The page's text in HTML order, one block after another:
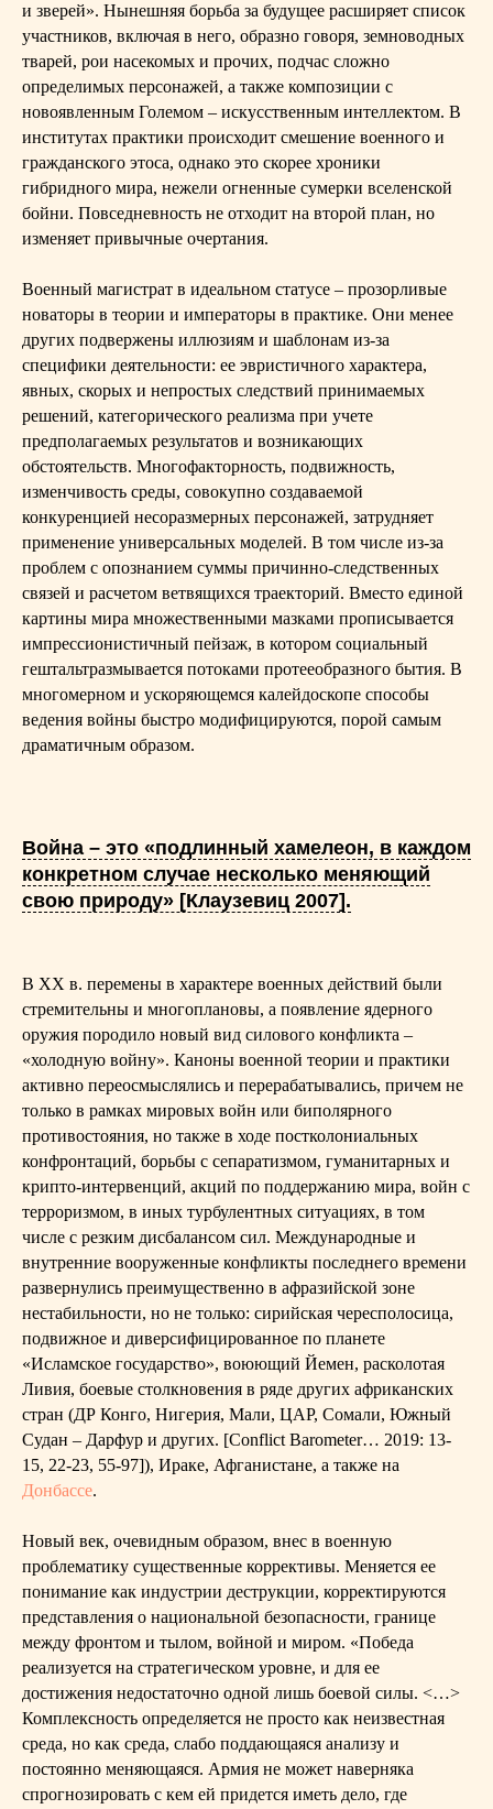
и зверей». Нынешняя борьба за будущее расширяет список
участников, включая в него, образно говоря, земноводных
тварей, рои насекомых и прочих, подчас сложно
определимых персонажей, а также композиции с
новоявленным Големом – искусственным интеллектом. В
институтах практики происходит смешение военного и
гражданского этоса, однако это скорее хроники
гибридного мира, нежели огненные сумерки вселенской
бойни. Повседневность не отходит на второй план, но
изменяет привычные очертания.
Военный магистрат в идеальном статусе – прозорливые
новаторы в теории и императоры в практике. Они менее
других подвержены иллюзиям и шаблонам из-за
специфики деятельности: ее эвристичного характера,
явных, скорых и непростых следствий принимаемых
решений, категорического реализма при учете
предполагаемых результатов и возникающих
обстоятельств. Многофакторность, подвижность,
изменчивость среды, совокупно создаваемой
конкуренцией несоразмерных персонажей, затрудняет
применение универсальных моделей. В том числе из-за
проблем с опознанием суммы причинно-следственных
связей и расчетом ветвящихся траекторий. Вместо единой
картины мира множественными мазками прописывается
импрессионистичный пейзаж, в котором социальный
гештальтразмывается потоками протееобразного бытия. В
многомерном и ускоряющемся калейдоскопе способы
ведения войны быстро модифицируются, порой самым
драматичным образом.
Война – это «подлинный хамелеон, в каждом
конкретном случае несколько меняющий
свою природу» [Клаузевиц 2007].
В ХХ в. перемены в характере военных действий были
стремительны и многоплановы, а появление ядерного
оружия породило новый вид силового конфликта –
«холодную войну». Каноны военной теории и практики
активно переосмыслялись и перерабатывались, причем не
только в рамках мировых войн или биполярного
противостояния, но также в ходе постколониальных
конфронтаций, борьбы с сепаратизмом, гуманитарных и
крипто-интервенций, акций по поддержанию мира, войн с
терроризмом, в иных турбулентных ситуациях, в том
числе с резким дисбалансом сил. Международные и
внутренние вооруженные конфликты последнего времени
развернулись преимущественно в афразийской зоне
нестабильности, но не только: сирийская чересполосица,
подвижное и диверсифицированное по планете
«Исламское государство», воюющий Йемен, расколотая
Ливия, боевые столкновения в ряде других африканских
стран (ДР Конго, Нигерия, Мали, ЦАР, Сомали, Южный
Судан – Дарфур и других. [Conflict Barometer… 2019: 13-
15, 22-23, 55-97]), Ираке, Афганистане, а также на
Донбассе.
Новый век, очевидным образом, внес в военную
проблематику существенные коррективы. Меняется ее
понимание как индустрии деструкции, корректируются
представления о национальной безопасности, границе
между фронтом и тылом, войной и миром. «Победа
реализуется на стратегическом уровне, и для ее
достижения недостаточно одной лишь боевой силы. <…>
Комплексность определяется не просто как неизвестная
среда, но как среда, слабо поддающаяся анализу и
постоянно меняющаяся. Армия не может наверняка
спрогнозировать с кем ей придется иметь дело, где